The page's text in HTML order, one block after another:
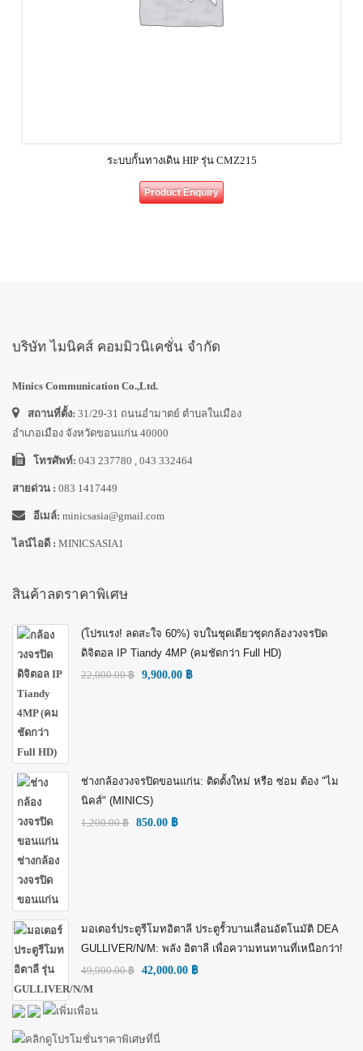
ระบบกั้นทางเดิน HIP รุ่น CMZ215
Product Enquiry
บริษัท ไมนิคส์ คอมมิวนิเคชั่น จำกัด
Minics Communication Co.,Ltd.
สถานที่ตั้ง: 31/29-31 ถนนอำมาตย์ ตำบลในเมือง
อำเภอเมือง จังหวัดขอนแก่น 40000
โทรศัพท์: 043 237780 , 043 332464
สายด่วน : 083 1417449
อีเมล์: minicsasia@gmail.com
ไลน์ไอดี : MINICSASIA1
สินค้าลดราคาพิเศษ
(โปรแรง! ลดสะใจ 60%) จบในชุดเดียวชุดกล้องวงจรปิด
ดิจิตอล IP Tiandy 4MP (คมชัดกว่า Full HD)
22,000.00฿ 9,900.00 ฿
ช่างกล้องวงจรปิดขอนแก่น: ติดตั้งใหม่ หรือ ซ่อม ต้อง "ไม
นิคส์" (MINICS)
1,200.00฿ 850.00 ฿
มอเตอร์ประตูรีโมทอิตาลี ประตูรั้วบานเลื่อนอัตโนมัติ DEA
GULLIVER/N/M: พลัง อิตาลี เพื่อความทนทานที่เหนือกว่า!
49,900.00฿ 42,000.00 ฿